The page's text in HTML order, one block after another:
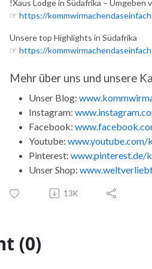
!Xaus Lodge in Südafrika – Umgeben
☞ https://
Unsere top Highlights in Südafrika
☞ https://
Mehr über uns und unsere
Unser Blog:
Instagram:
Facebook:
Youtube: www.youtube.com/
Pinterest: www.pinterest.de/
Unser Shop:
13K
(0)